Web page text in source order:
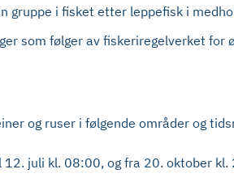
gruppe i fisket etter leppefisk i
som følger av fiskeriregelverket
og ruser i følgende områder og
12. juli kl. 08:00, og fra 20. oktober